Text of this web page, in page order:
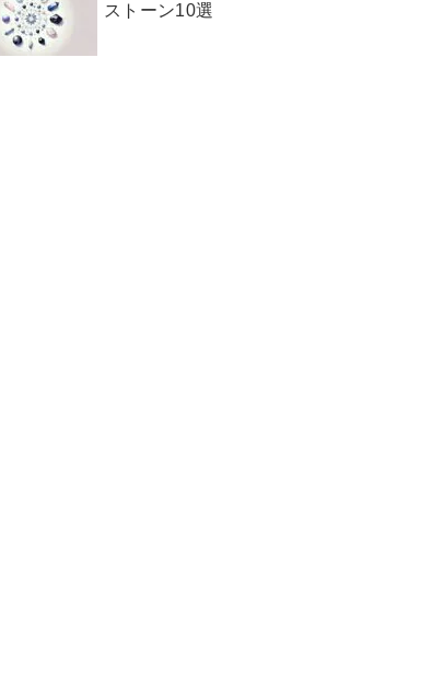
ストーン10選